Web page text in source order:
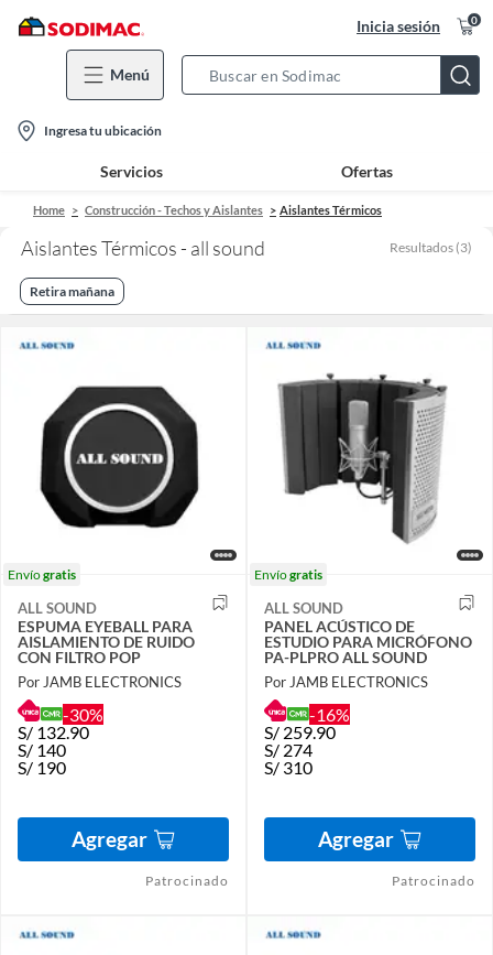
Inicia sesión 0
Menú
Bar
location-
icon
Ingresa tu ubicación
Servicios Ofertas
Home Construcción - Techos y Aislantes Aislantes Térmicos
Aislantes Térmicos - all sound Resultados (3)
Retira mañana
Envíogratis
ALL SOUND
ESPUMA EYEBALL PARA
AISLAMIENTO DE RUIDO
CON FILTRO POP
Por JAMB ELECTRONICS
-30%
S/ 132.90
S/ 140
S/ 190
Agregar
Patrocinado
Envíogratis
ALL SOUND
PANEL ACÚSTICO DE
ESTUDIO PARA MICRÓFONO
PA-PLPRO ALL SOUND
Por JAMB ELECTRONICS
-16%
S/ 259.90
S/ 274
S/ 310
Agregar
Patrocinado